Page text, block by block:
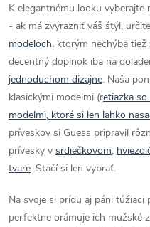
K elegantnému looku vyberajte
- ak má zvýrazniť váš štýl,
modeloch, ktorým nechýba
decentný doplnok iba na
jednoduchom dizajne. Naša
klasickými modelmi (retiazka
modelmi, ktoré si len ľahko
príveskov si Guess pripravil
prívesky v srdiečkovom,
tvare. Stačí si len vybrať.
Na svoje si prídu aj páni
perfektne orámuje ich mužské